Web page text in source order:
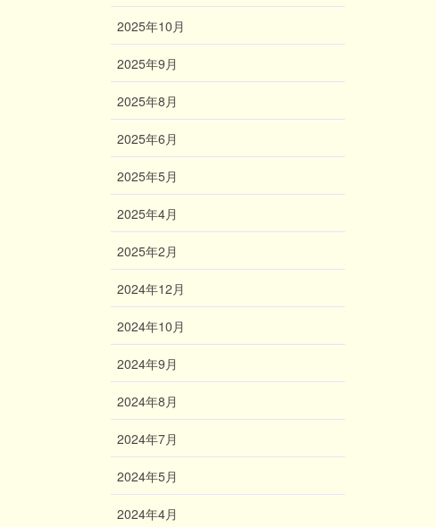
2025年10月
2025年9月
2025年8月
2025年6月
2025年5月
2025年4月
2025年2月
2024年12月
2024年10月
2024年9月
2024年8月
2024年7月
2024年5月
2024年4月